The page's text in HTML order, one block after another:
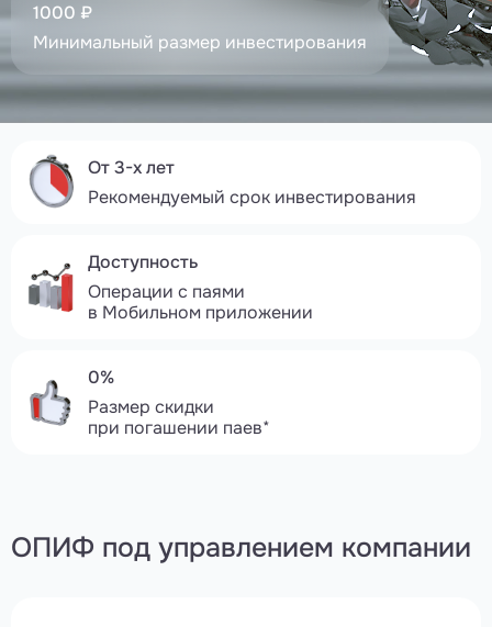
1000 ₽
Минимальный размер инвестирования
От 3-х лет
Рекомендуемый срок инвестирования
Доступность
Операции с паями
в Мобильном приложении
0%
Размер скидки
при погашении паев*
ОПИФ под управлением компании